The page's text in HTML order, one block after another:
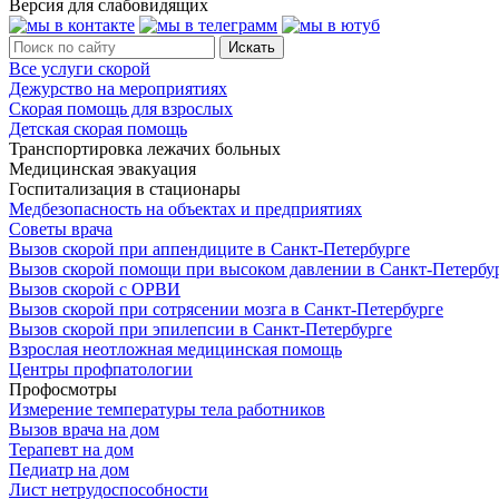
Версия для слабовидящих
Все услуги скорой
Дежурство на мероприятиях
Скорая помощь для взрослых
Детская скорая помощь
Транспортировка лежачих больных
Медицинская эвакуация
Госпитализация в стационары
Медбезопасность на объектах и предприятиях
Советы врача
Вызов скорой при аппендиците в Санкт-Петербурге
Вызов скорой помощи при высоком давлении в Санкт-
Вызов скорой с ОРВИ
Вызов скорой при сотрясении мозга в Санкт-Петербурге
Вызов скорой при эпилепсии в Санкт-Петербурге
Взрослая неотложная медицинская помощь
Центры профпатологии
Профосмотры
Измерение температуры тела работников
Вызов врача на дом
Терапевт на дом
Педиатр на дом
Лист нетрудоспособности